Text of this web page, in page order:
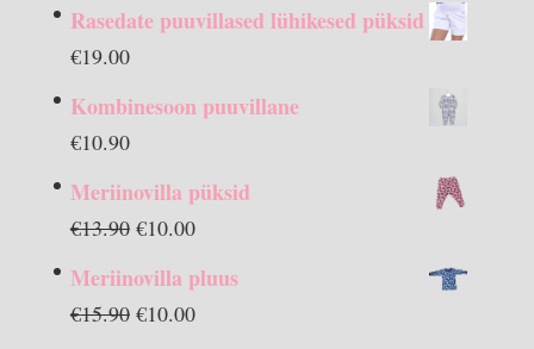
Rasedate puuvillased lühikesed püksid
€19.00
Kombinesoon puuvillane
€10.90
Meriinovilla püksid
€13.90 Algne
€10.00Praegune
on:
Meriinovilla pluus
€15.90 Algne
€10.00Praegune